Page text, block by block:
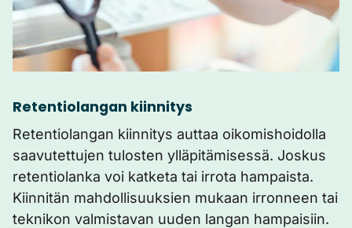
Retentiolangan kiinnitys
Retentiolangan kiinnitys auttaa oikomishoidolla
saavutettujen tulosten ylläpitämisessä. Joskus
retentiolanka voi katketa tai irrota hampaista.
Kiinnitän mahdollisuuksien mukaan irronneen tai
teknikon valmistavan uuden langan hampaisiin.